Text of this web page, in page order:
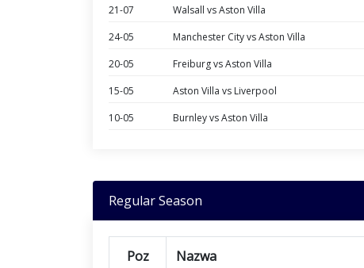
21-07 Walsall vs Aston Villa
24-05 Manchester City vs Aston Villa
20-05 Freiburg vs Aston Villa
15-05 Aston Villa vs Liverpool
10-05 Burnley vs Aston Villa
Regular Season
Poz Nazwa